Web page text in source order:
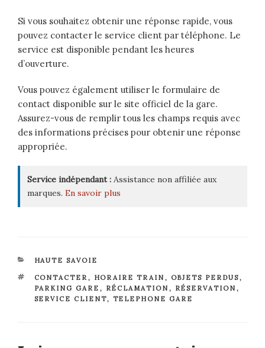
Si vous souhaitez obtenir une réponse rapide, vous
pouvez contacter le service client par téléphone. Le
service est disponible pendant les heures
d’ouverture.
Vous pouvez également utiliser le formulaire de
contact disponible sur le site officiel de la gare.
Assurez-vous de remplir tous les champs requis avec
des informations précises pour obtenir une réponse
appropriée.
Service indépendant : Assistance non affiliée aux
marques. En savoir plus
CATÉGORIES
HAUTE SAVOIE
ÉTIQUETTES
CONTACTER, HORAIRE TRAIN , OBJETS PERDUS,
PARKING GARE , RÉCLAMATION , RÉSERVATION ,
SERVICE CLIENT, TELEPHONE GARE